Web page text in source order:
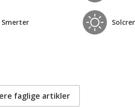
Smerter
faglige artikler